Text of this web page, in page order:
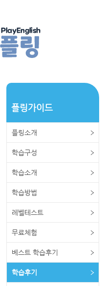
플링가이드
플링소개
학습구성
학습소개
학습방법
레벨테스트
무료체험
베스트 학습후기
학습후기